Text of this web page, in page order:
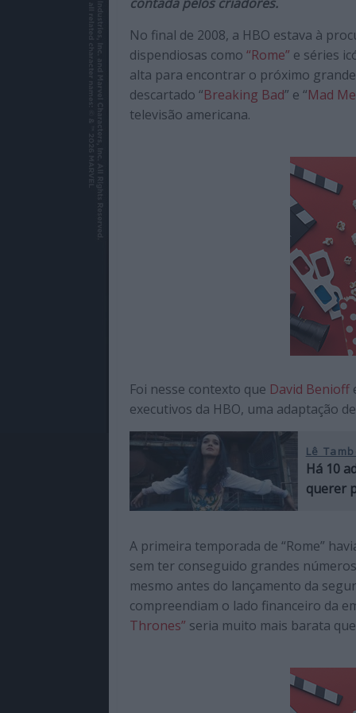
qualidade
com
enfoque
cultura
No final de 2008, a HBO estava à
dispendiosas como “Rome” e séries
alta para encontrar o próximo
descartado “Breaking Bad” e “Mad
televisão americana.
Foi nesse contexto que David Benioff
executivos da HBO, uma adaptação de
Lê
Há 10
querer
A primeira temporada de “Rome”
sem ter conseguido grandes
mesmo antes do lançamento da
compreendiam o lado financeiro da
Thrones” seria muito mais barata